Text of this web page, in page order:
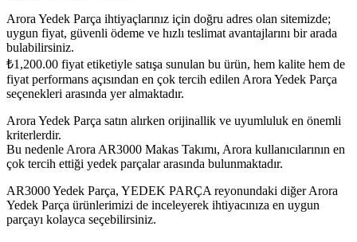
Arora Yedek Parça ihtiyaçlarınız için doğru adres olan sitemizde;
uygun fiyat, güvenli ödeme ve hızlı teslimat avantajlarını bir arada
bulabilirsiniz.
₺1,200.00 fiyat etiketiyle satışa sunulan bu ürün, hem kalite hem de
fiyat performans açısından en çok tercih edilen Arora Yedek Parça
seçenekleri arasında yer almaktadır.
Arora Yedek Parça satın alırken orijinallik ve uyumluluk en önemli
kriterlerdir.
Bu nedenle Arora AR3000 Makas Takımı, Arora kullanıcılarının en
çok tercih ettiği yedek parçalar arasında bulunmaktadır.
AR3000 Yedek Parça, YEDEK PARÇA reyonundaki diğer Arora
Yedek Parça ürünlerimizi de inceleyerek ihtiyacınıza en uygun
parçayı kolayca seçebilirsiniz.